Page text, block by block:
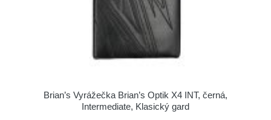
Brian’s Vyrážečka Brian’s Optik X4 INT, černá,
Intermediate, Klasický gard